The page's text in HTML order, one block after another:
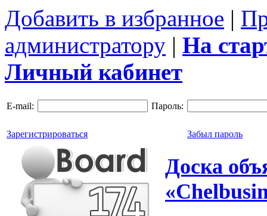
Добавить в избранное |
администратору | На
Личный кабинет
E-mail: Пароль:
Зарегистрироваться Забыл пароль
Доска